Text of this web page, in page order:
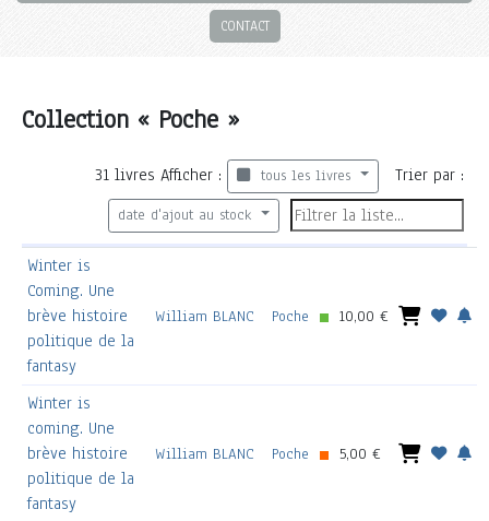
CONTACT
Collection « Poche »
31 livresAfficher : tous les livres Trier par :
date d'ajout au stock
Winter is
Coming. Une
brève histoire
politique de la
fantasy
William BLANC Poche 10,00 €
Winter is
coming. Une
brève histoire
politique de la
fantasy
William BLANC Poche 5,00 €